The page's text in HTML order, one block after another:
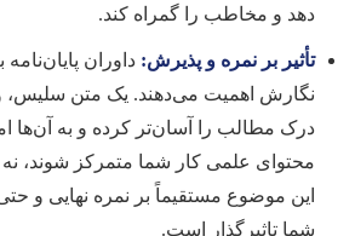
دهد و مخاطب را گمراه کند.
تأثیر بر نمره و پذیرش: داوران
نگارش اهمیت می‌دهند. یک متن سلیس،
درک مطالب را آسان‌تر کرده و به آن‌ها
محتوای علمی کار شما متمرکز شوند،
این موضوع مستقیماً بر نمره نهایی و
شما تاثیرگذار است.